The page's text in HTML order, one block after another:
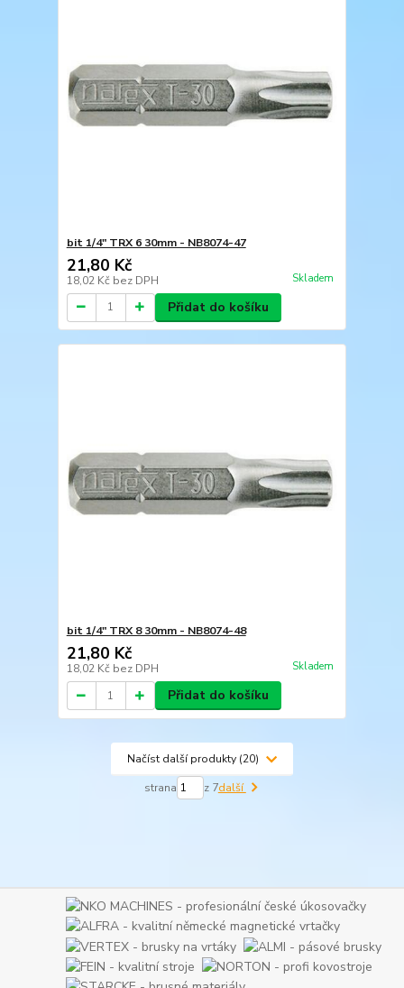
bit 1/4" TRX 6 30mm - NB8074-47
21,80 Kč
18,02 Kč bez DPH Skladem
Přidat do košíku
bit 1/4" TRX 8 30mm - NB8074-48
21,80 Kč
18,02 Kč bez DPH Skladem
Přidat do košíku
Načíst další produkty (20)
strana z 7další